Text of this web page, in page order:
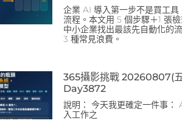
企業 AI 導入第一步不是買工具
流程。本文用 5 個步驟＋1 張
中小企業找出最該先自動化的
3 種常見浪費。
365攝影挑戰 20260807(
Day3872
說明： 今天我更確定一件事：
入工作之